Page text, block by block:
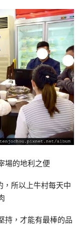
場的地利之便
所以上牛村每天中
持，才能有最棒的品